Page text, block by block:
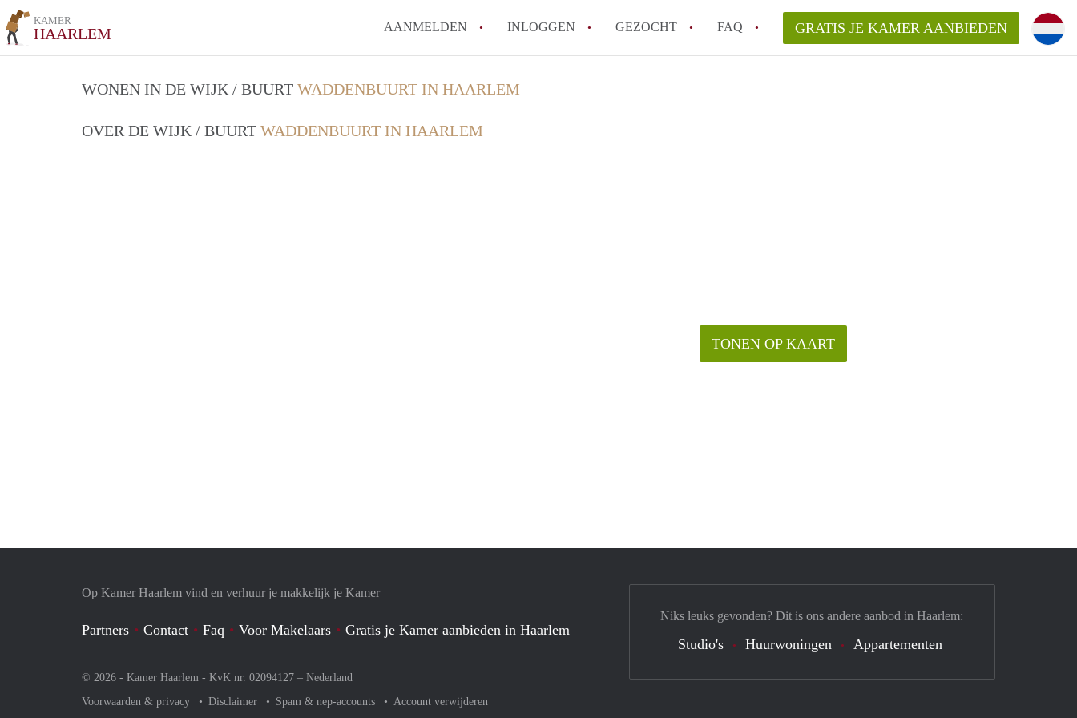
KAMER
HAARLEM AANMELDEN INLOGGEN GEZOCHT FAQ GRATIS JE KAMER AANBIEDEN
WONEN IN DE WIJK / BUURT WADDENBUURT IN HAARLEM
OVER DE WIJK / BUURT WADDENBUURT IN HAARLEM
TONEN OP KAART
Op Kamer Haarlem vind en verhuur je makkelijk je Kamer
Partners Contact Faq Voor Makelaars Gratis je Kamer aanbieden in Haarlem
© 2026 - Kamer Haarlem - KvK nr. 02094127 – Nederland
Voorwaarden & privacy
Disclaimer Spam & nep-accounts Account verwijderen
Niks leuks gevonden? Dit is ons andere aanbod in Haarlem:
Studio's Huurwoningen Appartementen